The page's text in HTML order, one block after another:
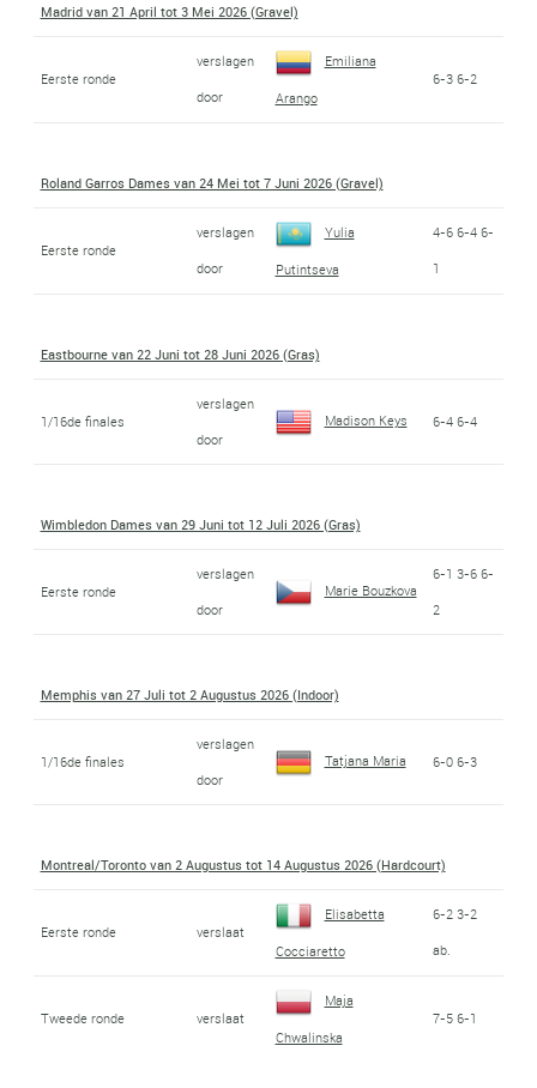
Madrid van 21 April tot 3 Mei 2026 (Gravel)
Eerste ronde
verslagen
door
Emiliana
Arango
6-3 6-2
Roland Garros Dames van 24 Mei tot 7 Juni 2026 (Gravel)
Eerste ronde
verslagen
door
Yulia
Putintseva
4-6 6-4 6-
1
Eastbourne van 22 Juni tot 28 Juni 2026 (Gras)
1/16de finales
verslagen
door
Madison Keys 6-4 6-4
Wimbledon Dames van 29 Juni tot 12 Juli 2026 (Gras)
Eerste ronde
verslagen
door
Marie Bouzkova
6-1 3-6 6-
2
Memphis van 27 Juli tot 2 Augustus 2026 (Indoor)
1/16de finales
verslagen
door
Tatjana Maria 6-0 6-3
Montreal/Toronto van 2 Augustus tot 14 Augustus 2026 (Hardcourt)
Eerste ronde verslaat
Elisabetta
Cocciaretto
6-2 3-2
ab.
Tweede ronde verslaat
Maja
Chwalinska
7-5 6-1